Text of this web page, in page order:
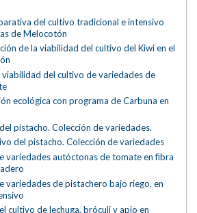
del cultivo tradicional e intensivo
de Melocotón
de la viabilidad del cultivo del Kiwi en el
del cultivo de variedades de
ecológica con programa de Carbuna en
pistacho. Colección de variedades.
del pistacho. Colección de variedades
variedades autóctonas de tomate en fibra
variedades de pistachero bajo riego, en
cultivo de lechuga, bróculi y apio en